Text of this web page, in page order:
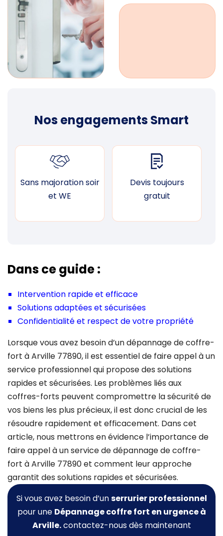
Nos engagements Smart
Sans majoration soir
et WE
Devis toujours
gratuit
Dans ce guide :
Intervention rapide et efficace
Solutions adaptées et sécurisées
Confidentialité et respect de votre propriété
Lorsque vous avez besoin d’un dépannage de coffre-
fort à Arville 77890, il est essentiel de faire appel à un
service professionnel qui propose des solutions
rapides et sécurisées. Les problèmes liés aux
coffres-forts peuvent compromettre la sécurité de
vos biens les plus précieux, il est donc crucial de les
résoudre rapidement et efficacement. Dans cet
article, nous mettrons en évidence l’importance de
faire appel à un service de dépannage de coffre-
fort à Arville 77890 et comment leur approche
garantit des solutions rapides et sécurisées.
Si vous avez besoin d’unserrurier professionnel
pour une Dépannage coffre fort en urgence à
Arville.contactez-nous dès maintenant